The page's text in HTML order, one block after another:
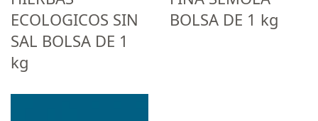
ECOLOGICOS SIN
SAL BOLSA DE 1
kg
BOLSA DE 1 kg